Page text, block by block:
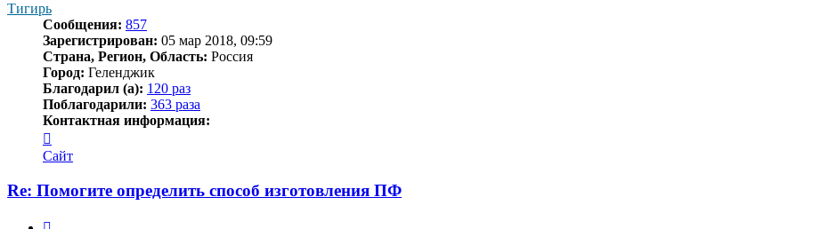
Тигирь
Сообщения: 857
Зарегистрирован: 05 мар 2018, 09:59
Страна, Регион, Область: Россия
Город: Геленджик
Благодарил (а): 120 раз
Поблагодарили: 363 раза
Контактная информация:
информация
пользователя
Сайт
Re: Помогите определить способ изготовления ПФ